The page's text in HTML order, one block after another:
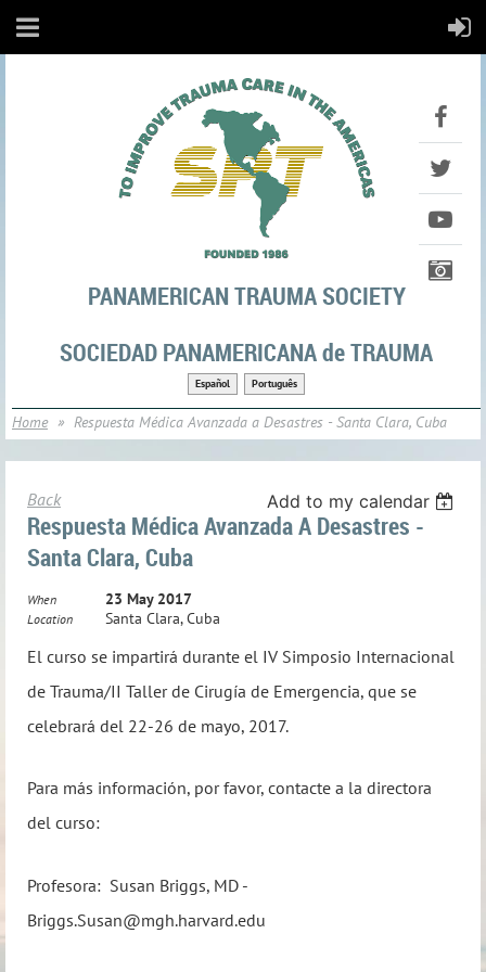
PANAMERICAN TRAUMA SOCIETY
SOCIEDAD PANAMERICANA de TRAUMA
Español Português
Home Respuesta Médica Avanzada a Desastres - Santa Clara, Cuba
Back Add to my calendar
Respuesta Médica Avanzada A Desastres -
Santa Clara, Cuba
When 23 May 2017
Location Santa Clara, Cuba
El curso se impartirá durante el IV Simposio Internacional
de Trauma/II Taller de Cirugía de Emergencia, que se
celebrará del 22-26 de mayo, 2017.
Para más información, por favor, contacte a la directora
del curso:
Profesora: Susan Briggs, MD -
Briggs.Susan@mgh.harvard.edu